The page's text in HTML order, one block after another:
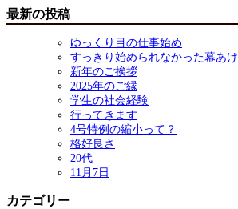
最新の投稿
ゆっくり目の仕事始め
すっきり始められなかった幕あけ
新年のご挨拶
2025年のご縁
学生の社会経験
行ってきます
4号特例の縮小って？
格好良さ
20代
11月7日
カテゴリー